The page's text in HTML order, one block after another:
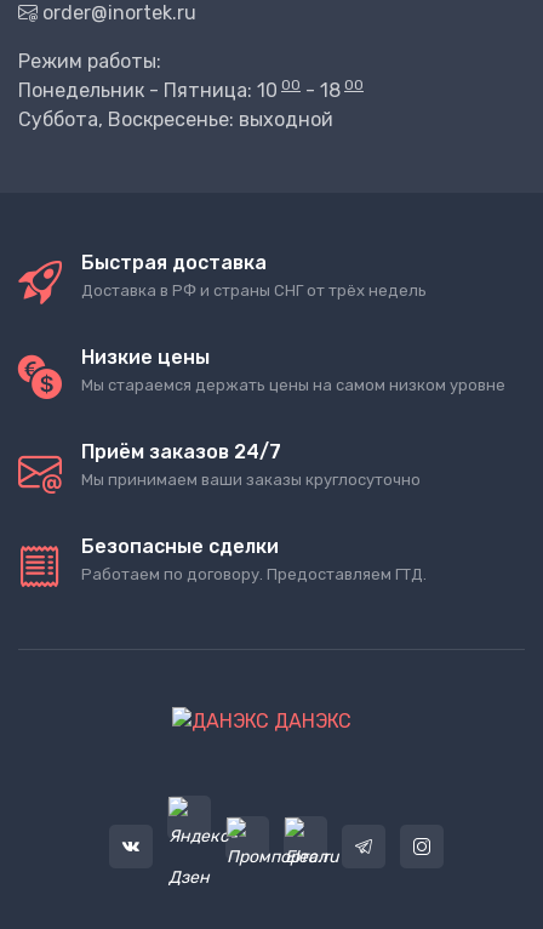
order@inortek.ru
Режим работы:
Понедельник - Пятница: 10 00 - 18 00
Суббота, Воскресенье: выходной
Быстрая доставка
Доставка в РФ и страны СНГ от трёх недель
Низкие цены
Мы стараемся держать цены на самом низком уровне
Приём заказов 24/7
Мы принимаем ваши заказы круглосуточно
Безопасные сделки
Работаем по договору. Предоставляем ГТД.
ДАНЭКС